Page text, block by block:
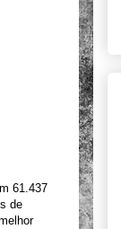
61.437
de